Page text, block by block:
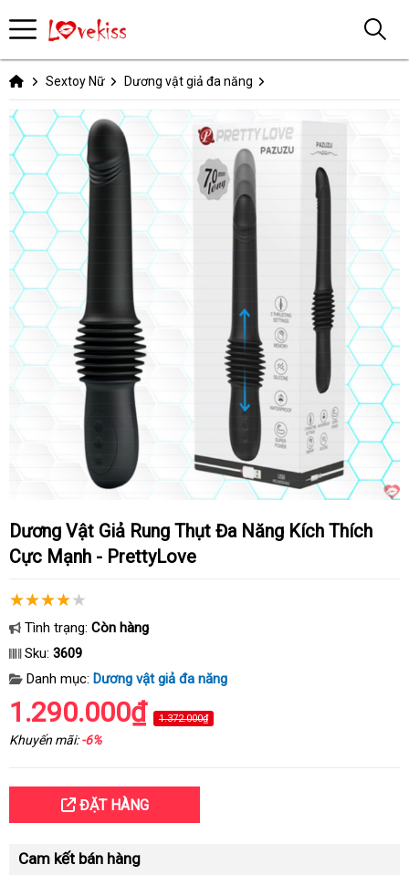
Sextoy Nữ Dương vật giả đa năng
Dương Vật Giả Rung Thụt Đa Năng Kích Thích
Cực Mạnh - PrettyLove
Tình trạng: Còn hàng
Sku: 3609
Danh mục: Dương vật giả đa năng
1.290.000₫ 1.372.000₫
Khuyến mãi:-6%
ĐẶT HÀNG
Cam kết bán hàng